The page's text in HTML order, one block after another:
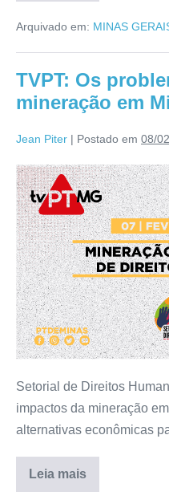
Arquivado em: MINAS
TVPT: Os
mineração em
Jean Piter | Postado em 08/
Setorial de Direitos
impactos da mineração
alternativas econômicas
Leia mais